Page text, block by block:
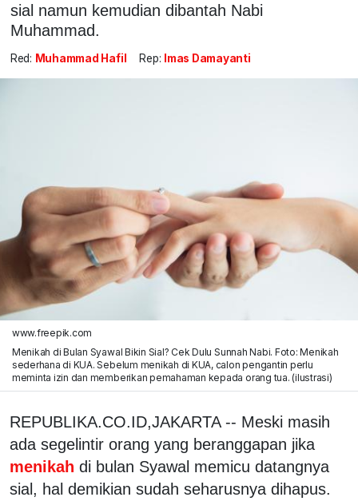
sial namun kemudian dibantah Nabi
Muhammad.
Red: Muhammad Hafil Rep: Imas Damayanti
www.freepik.com
Menikah di Bulan Syawal Bikin Sial? Cek Dulu Sunnah Nabi. Foto: Menikah
sederhana di KUA. Sebelum menikah di KUA, calon pengantin perlu
meminta izin dan memberikan pemahaman kepada orang tua. (ilustrasi)
REPUBLIKA.CO.ID,JAKARTA -- Meski masih
ada segelintir orang yang beranggapan jika
menikah di bulan Syawal memicu datangnya
sial, hal demikian sudah seharusnya dihapus.